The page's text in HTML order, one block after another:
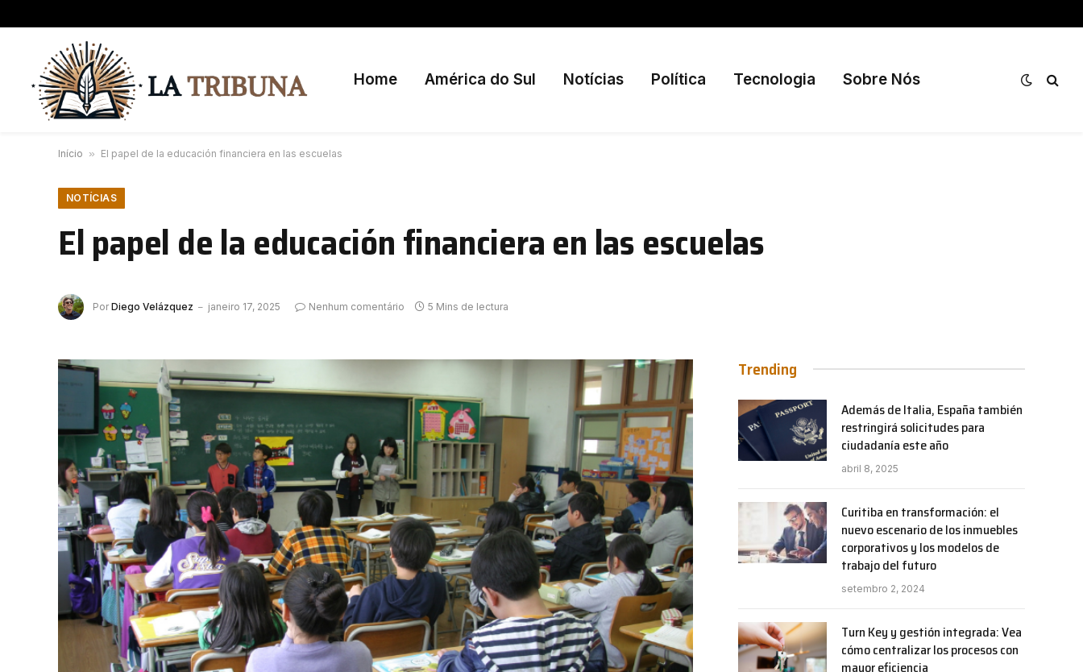
Home América do Sul Notícias Política Tecnologia Sobre Nós
Início » El papel de la educación financiera en las escuelas
NOTÍCIAS
El papel de la educación financiera en las escuelas
Por Diego Velázquez janeiro 17, 2025 Nenhum comentário 5 Mins de lectura
Trending
Además de Italia, España también
restringirá solicitudes para
ciudadanía este año
abril 8, 2025
Curitiba en transformación: el
nuevo escenario de los inmuebles
corporativos y los modelos de
trabajo del futuro
setembro 2, 2024
Turn Key y gestión integrada: Vea
cómo centralizar los procesos con
mayor eficiencia